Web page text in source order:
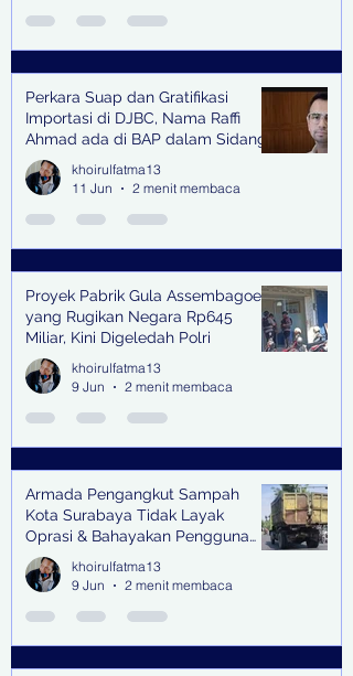
Perkara Suap dan Gratifikasi
Importasi di DJBC, Nama Raffi
Ahmad ada di BAP dalam Sidang
khoirulfatma13
11 Jun
2 menit membaca
Proyek Pabrik Gula Assembagoes
yang Rugikan Negara Rp645
Miliar, Kini Digeledah Polri
khoirulfatma13
9 Jun
2 menit membaca
Armada Pengangkut Sampah
Kota Surabaya Tidak Layak
Oprasi & Bahayakan Pengguna
Jalan
khoirulfatma13
9 Jun
2 menit membaca